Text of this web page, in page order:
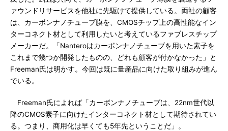
ァウンドリサービスを他社に先駆けて提供している。両社の顧客
は、カーボンナノチューブ膜を、CMOSチップ上の高性能なイン
ターコネクト材として利用したいと考えているファブレスチップ
メーカーだ。「Nanteroはカーボンナノチューブを用いた素子を
これまで幾つか開発したものの、どれも顧客が付かなかった」と
Freeman氏は明かす。今回は既に量産品に向けた取り組みが進ん
でいる。
Freeman氏によれば「カーボンナノチューブは、22nm世代以
降のCMOS素子に向けたインターコネクト材として期待されてい
る。つまり、商用化は早くても5年先ということだ」。